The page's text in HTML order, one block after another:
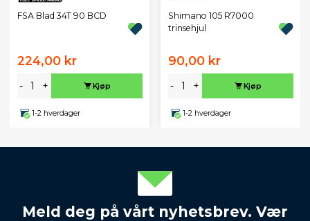
FSA Blad 34T 90 BCD
224,00 kr
- + Kjøp
1-2 hverdager
Shimano 105 R7000
trinsehjul
90,00 kr
- + Kjøp
1-2 hverdager
Meld deg på vårt nyhetsbrev. Vær